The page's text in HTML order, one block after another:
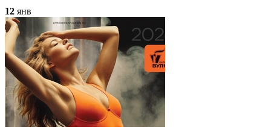
12 янв